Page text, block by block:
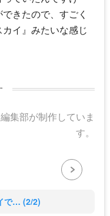
きたので、すごく
イ』みたいな感じ
集部が制作していま
す。
で… (2/2)